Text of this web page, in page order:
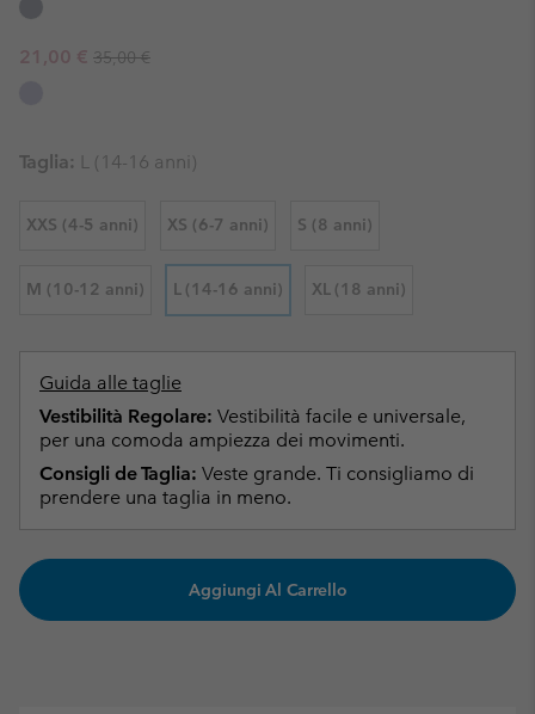
Sale price:
21,00 € Regular price:
35,00 €
Taglia: L (14-16 anni)
XXS (4-5 anni) XS (6-7 anni) S (8 anni)
M (10-12 anni) L (14-16 anni) XL (18 anni)
Guida alle taglie
Vestibilità Regolare: Vestibilità facile e universale,
per una comoda ampiezza dei movimenti.
Consigli de Taglia: Veste grande. Ti consigliamo di
prendere una taglia in meno.
Aggiungi Al Carrello